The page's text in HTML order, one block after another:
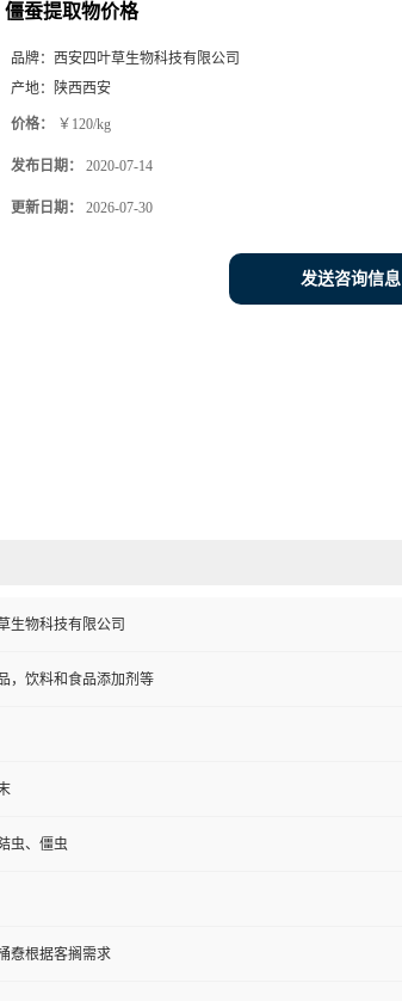
僵蚕提取物价格
品牌： 西安四叶草生物科技有限公司
产地：
陕西西安
价格： ￥120/kg
发布日期： 2020-07-14
更新日期： 2026-07-30
发送咨询信息
生物科技有限公司
，饮料和食品添加剂等
虫、僵虫
憃根据客搁需求